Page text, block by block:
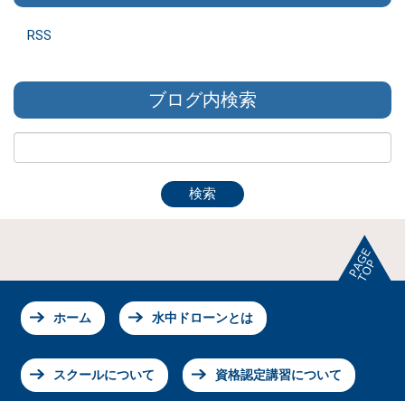
RSS
ブログ内検索
ホーム 水中ドローンとは
スクールについて 資格認定講習について